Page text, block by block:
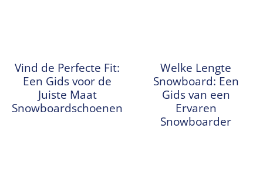
Vind de Perfecte Fit:
Een Gids voor de
Juiste Maat
Snowboardschoenen
Welke Lengte
Snowboard: Een
Gids van een
Ervaren
Snowboarder